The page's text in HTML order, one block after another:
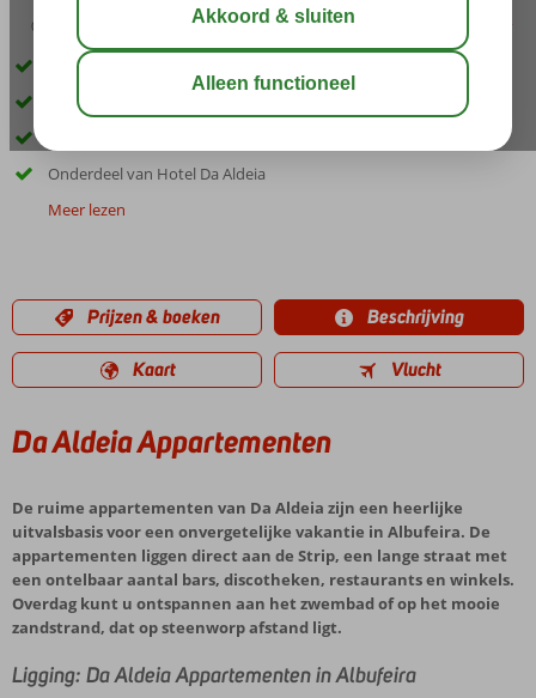
02:45
Direct aan de Strip!
Vlak bij het zandstrand
Onderdeel van Hotel Da Aldeia
Meer lezen
Prijzen & boeken Beschrijving
Kaart Vlucht
Da Aldeia Appartementen
De ruime appartementen van Da Aldeia zijn een heerlijke
uitvalsbasis voor een onvergetelijke vakantie in Albufeira. De
appartementen liggen direct aan de Strip, een lange straat met
een ontelbaar aantal bars, discotheken, restaurants en winkels.
Overdag kunt u ontspannen aan het zwembad of op het mooie
zandstrand, dat op steenworp afstand ligt.
Ligging: Da Aldeia Appartementen in Albufeira